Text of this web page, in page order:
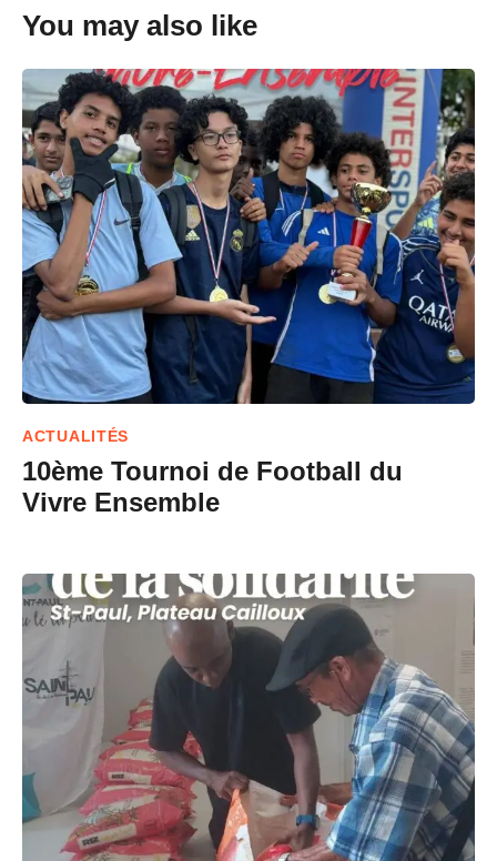
You may also like
ACTUALITÉS
10ème Tournoi de Football du
Vivre Ensemble